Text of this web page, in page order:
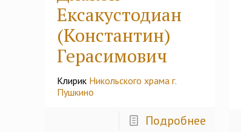
Ексакустодиан
(Константин)
Герасимович
Клирик Никольского храма г.
Пушкино
Подробнее